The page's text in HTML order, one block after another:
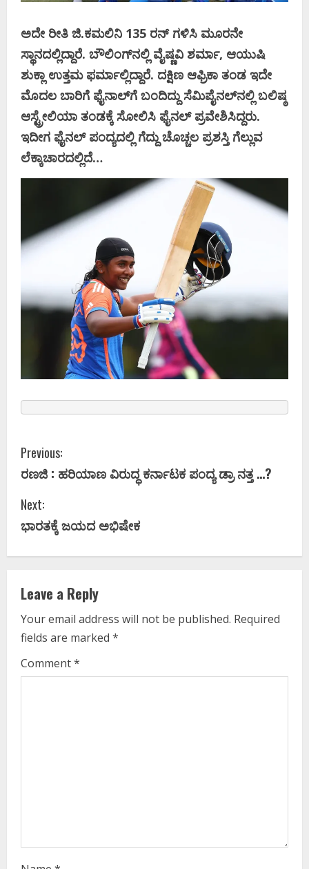
ಅದೇ ರೀತಿ ಜಿ.ಕಮಲಿನಿ 135 ರನ್‌ ಗಳಿಸಿ ಮೂರನೇ
ಸ್ಥಾನದಲ್ಲಿದ್ದಾರೆ. ಬೌಲಿಂಗ್‌ನಲ್ಲಿ ವೈಷ್ಣವಿ ಶರ್ಮಾ, ಆಯುಷಿ
ಶುಕ್ಲಾ ಉತ್ತಮ ಫರ್ಮಾಲ್ಲಿದ್ದಾರೆ. ದಕ್ಷಿಣ ಆಫ್ರಿಕಾ ತಂಡ ಇದೇ
ಮೊದಲ ಬಾರಿಗೆ ಫೈನಾಲ್‌ಗೆ ಬಂದಿದ್ದು ಸೆಮಿಪೈನಲ್‌ನಲ್ಲಿ ಬಲಿಷ್ಠ
ಆಸ್ಟ್ರೇಲಿಯಾ ತಂಡಕ್ಕೆ ಸೋಲಿಸಿ ಫೈನಲ್‌ ಪ್ರವೇಶಿಸಿದ್ದರು.
ಇದೀಗ ಫೈನಲ್‌ ಪಂದ್ಯದಲ್ಲಿ ಗೆದ್ದು ಚೊಚ್ಚಲ ಪ್ರಶಸ್ತಿ ಗೆಲ್ಲುವ
ಲೆಕ್ಕಾಚಾರದಲ್ಲಿದೆ…
C
o
n
t
n
u
e
R
g
Previous:
ರಣಜಿ : ಹರಿಯಾಣ ವಿರುದ್ಧ ಕರ್ನಾಟಕ ಪಂದ್ಯ ಡ್ರಾ ನತ್ತ …?
Next:
ಭಾರತಕ್ಕೆ ಜಯದ ಅಭಿಷೇಕ
Leave a Reply
Your email address will not be published. Required
fields are marked *
Comment*